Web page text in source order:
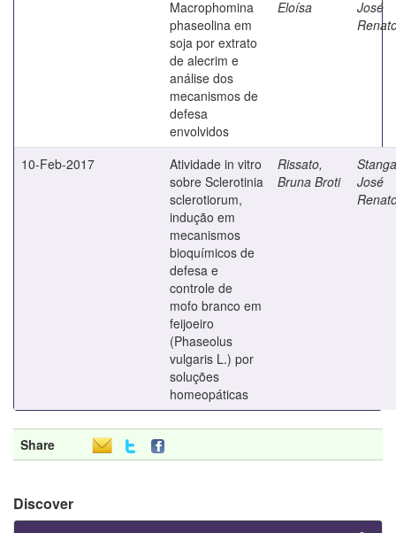
Macrophomina
phaseolina em
soja por extrato
de alecrim e
análise dos
mecanismos de
defesa
envolvidos
Eloísa
José
10-Feb-2017
Atividade in vitro
sobre Sclerotinia
sclerotiorum,
indução em
mecanismos
bioquímicos de
defesa e
controle de
mofo branco em
feijoeiro
(Phaseolus
vulgaris L.) por
soluções
homeopáticas
Rissato,
Bruna Broti
José
Share
Discover